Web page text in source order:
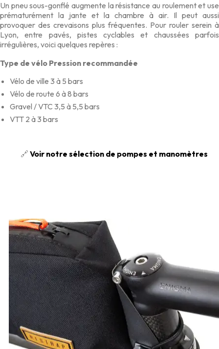
Un pneu sous-gonflé augmente la résistance au roulement et use
prématurément la jante et la chambre à air. Il peut aussi
provoquer des crevaisons plus fréquentes. Pour rouler serein à
Lyon, entre pavés, pistes cyclables et chaussées parfois
irrégulières, voici quelques repères :
Type de vélo Pression recommandée
Vélo de ville 3 à 5 bars
Vélo de route 6 à 8 bars
Gravel / VTC 3,5 à 5,5 bars
VTT 2 à 3 bars
🔗 Voir notre sélection de pompes et manomètres